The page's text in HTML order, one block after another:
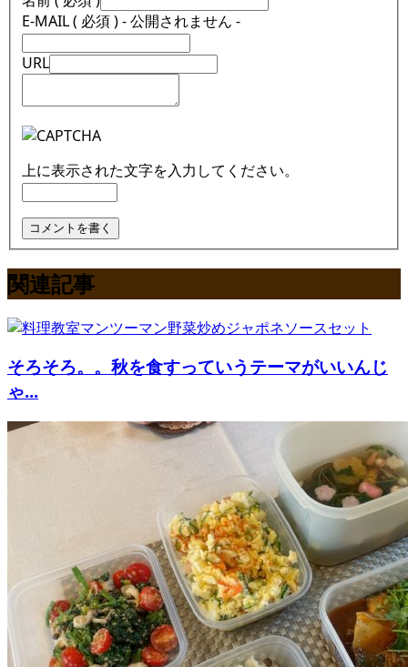
E-MAIL ( 必須 ) - 公開されません -
URL
上に表示された文字を入力してください。
関連記事
そろそろ。。秋を食すっていうテーマがいいんじ
ゃ...